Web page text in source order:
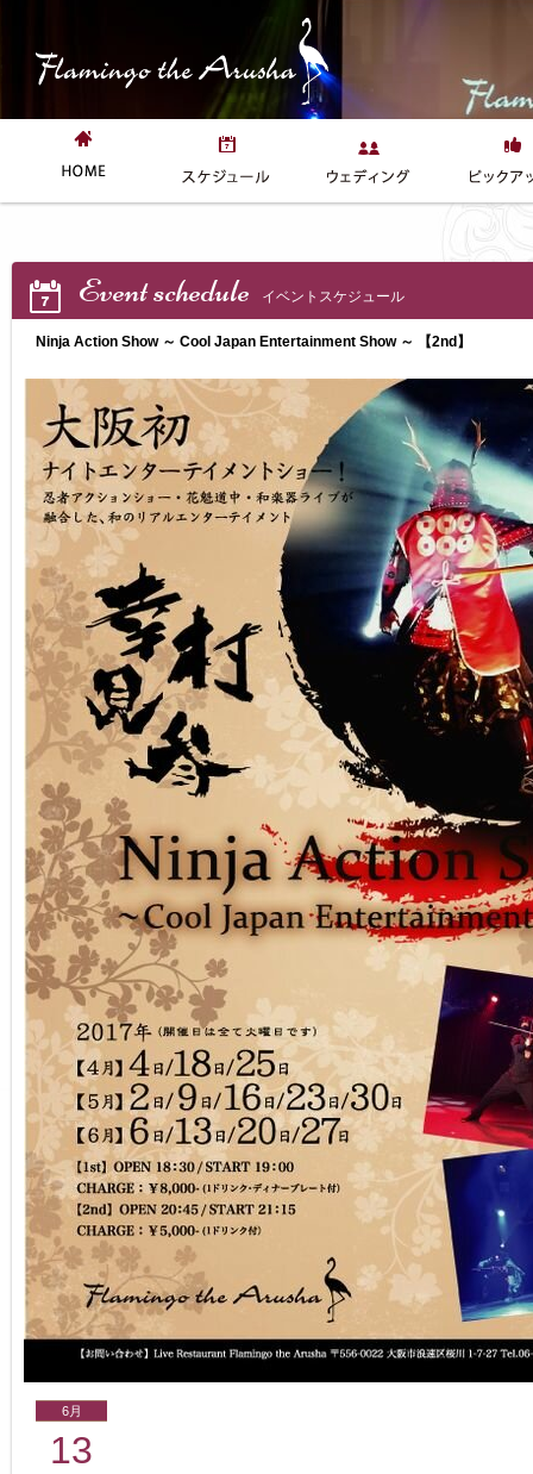
Event schedule イベントスケジュール
Ninja Action Show ～ Cool Japan Entertainment Show ～ 【2nd】
6月
13